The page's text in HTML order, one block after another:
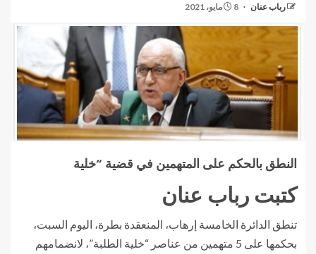
رباب عنان 8 مايو، 2021
النطق بالحكم على المتهمين في قضية “خلية
كتبت رباب عنان
تنطق الدائرة الخامسة إرهاب، المنعقدة بطرة، اليوم السبت،
بحكمها على 5 متهمين من عناصر “خلية الطلبة”، لانضمامهم